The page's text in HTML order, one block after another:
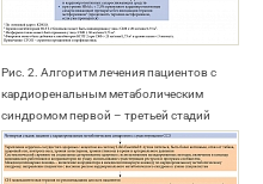
Рис. 2. Алгоритм лечения пациентов с
кардиоренальным метаболическим
синдромом первой – третьей стадий